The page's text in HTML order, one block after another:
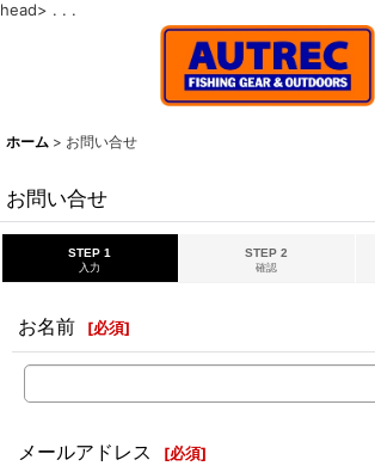
head> . . .
ホーム > お問い合せ
お問い合せ
STEP 1
入力
STEP 2
確認
お名前 [必須]
メールアドレス [必須]